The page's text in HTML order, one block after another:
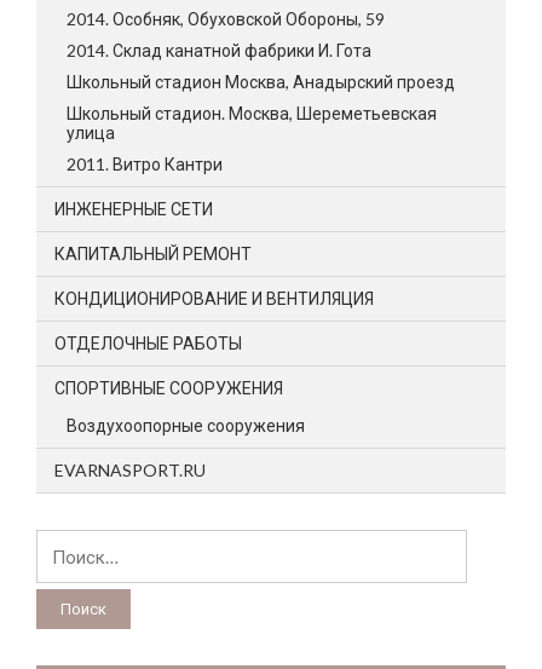
2014. Особняк, Обуховской Обороны, 59
2014. Склад канатной фабрики И. Гота
Школьный стадион Москва, Анадырский проезд
Школьный стадион. Москва, Шереметьевская
улица
2011. Витро Кантри
ИНЖЕНЕРНЫЕ СЕТИ
КАПИТАЛЬНЫЙ РЕМОНТ
КОНДИЦИОНИРОВАНИЕ И ВЕНТИЛЯЦИЯ
ОТДЕЛОЧНЫЕ РАБОТЫ
СПОРТИВНЫЕ СООРУЖЕНИЯ
Воздухоопорные сооружения
EVARNASPORT.RU
Найти: